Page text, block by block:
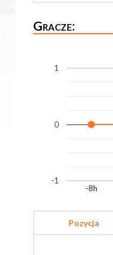
Gracze:
-8h
-1
0
1
Pozycja